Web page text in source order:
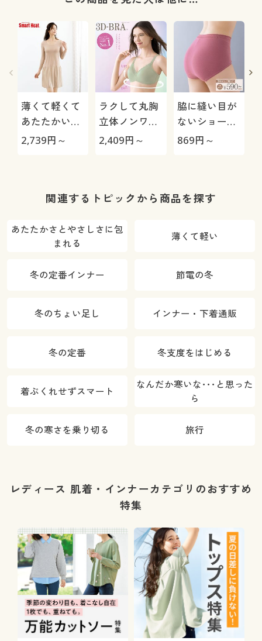
薄くて軽くて
あたたかいイ
ンナー(切り替
2,739円～
ラクして丸胸
立体ノンワイ
ヤー3Dブラ
3/4モールド
ドウェーブブ
2,409円～
脇に縫い目が
ないショーツ
(デイリーヒッ
タンダード)
869円～
関連するトピックから商品を探す
あたたかさとやさしさに包
まれる
薄くて軽い
冬の定番インナー 節電の冬
冬のちょい足し インナー・下着通販
冬の定番 冬支度をはじめる
着ぶくれせずスマート
なんだか寒いな･･･と思った
ら
冬の寒さを乗り切る 旅行
レディース 肌着・インナーカテゴリのおすすめ
特集